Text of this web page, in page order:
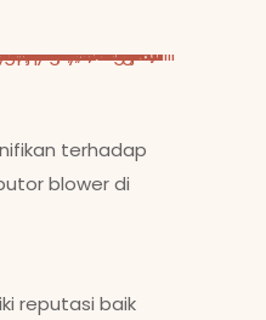
terhadap
blower di
reputasi baik